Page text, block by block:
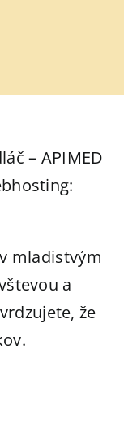
– APIMED
mladistvým
a
že